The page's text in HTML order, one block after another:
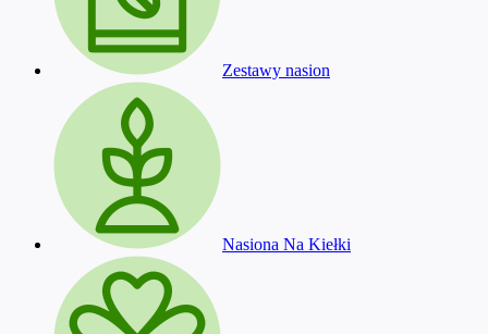
Zestawy nasion
Nasiona Na Kiełki